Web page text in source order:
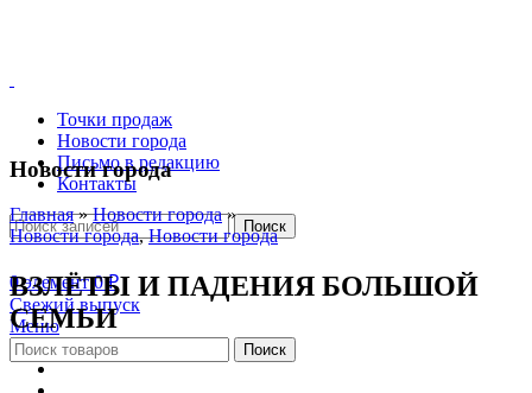
Точки продаж
Новости города
Письмо в редакцию
Контакты
Поиск
0элемент 0₽
Свежий выпуск
Меню
Поиск
Новости города
Главная»Новости города»
Новости города,Новости города
ВЗЛЁТЫ И ПАДЕНИЯ БОЛЬШОЙ
СЕМЬИ